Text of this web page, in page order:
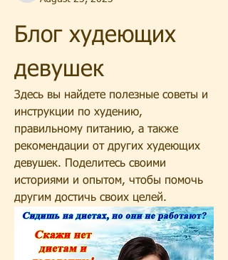
Блог худеющих
девушек
Здесь вы найдете полезные советы и
инструкции по худению,
правильному питанию, а также
рекомендации от других худеющих
девушек. Поделитесь своими
историями и опытом, чтобы помочь
другим достичь своих целей.